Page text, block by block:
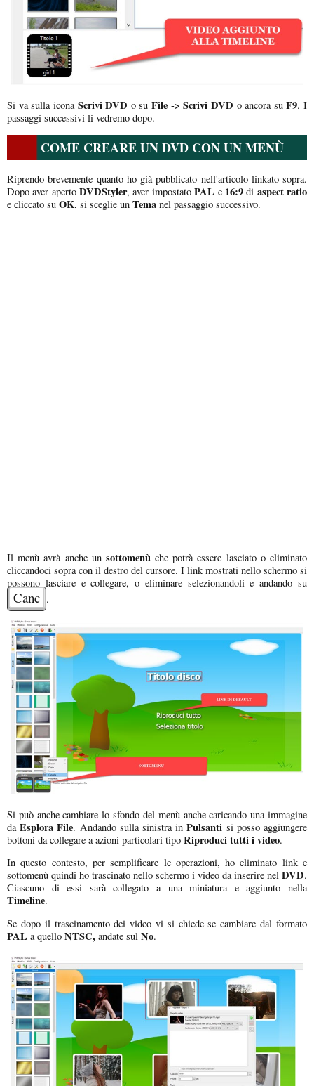
Si va sulla icona Scrivi DVD o su File -> Scrivi DVD o ancora suF9. I
passaggi successivi li vedremo dopo.
COME CREARE UN DVD CON UN MENÙ
Riprendo brevemente quanto ho già pubblicato nell'articolo linkato sopra.
Dopo aver apertoDVDStyler, aver impostatoPAL e 16:9di aspect ratio
e cliccato su OK, si sceglie un Tema nel passaggio successivo.
Il menù avrà anche un sottomenùche potrà essere lasciato o eliminato
cliccandoci sopra con il destro del cursore. I link mostrati nello schermo si
possono lasciare e collegare, o eliminare selezionandoli e andando su
Canc .
Si può anche cambiare lo sfondo del menù anche caricando una immagine
daEsplora File. Andando sulla sinistra inPulsanti si posso aggiungere
bottoni da collegare a azioni particolari tipo Riproduci tutti i video.
In questo contesto, per semplificare le operazioni, ho eliminato link e
sottomenù quindi ho trascinato nello schermo i video da inserire nel DVD.
Ciascuno di essi sarà collegato a una miniatura e aggiunto nella
Timeline.
Se dopo il trascinamento dei video vi si chiede se cambiare dal formato
PAL a quello NTSC, andate sul No.